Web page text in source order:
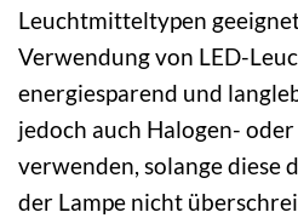
Leuchtmitteltypen
Verwendung von LED-
energiesparend und
jedoch auch Halogen-
verwenden, solange diese
der Lampe nicht